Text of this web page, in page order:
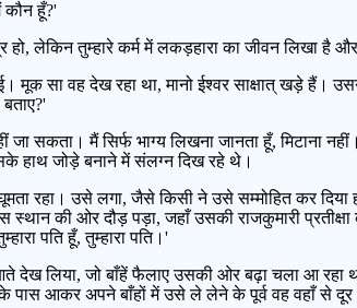
कौन हूँ?'
हो, लेकिन तुम्हारे कर्म में लकड़हारा का जीवन लिखा है
मूक सा वह देख रहा था, मानो ईश्वर साक्षात् खड़े
जा सकता। मैं सिर्फ भाग्य लिखना जानता हूँ, मिटाना
हाथ जोड़े बनाने में संलग्न दिख रहे थे।
रहा। उसे लगा, जैसे किसी ने उसे सम्मोहित कर
स्थान की ओर दौड़ पड़ा, जहाँ उसकी राजकुमारी
पति हूँ, तुम्हारा पति।'
देख लिया, जो बाँहें फैलाए उसकी ओर बढ़ा चला आ
आकर अपने बाँहों में उसे ले लेने के पूर्व वह वहाँ से दूर